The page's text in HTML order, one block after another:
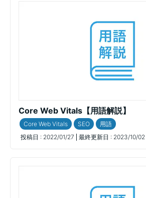
Core Web Vitals【用語解説】
Core Web Vitals SEO
用語
投稿日 : 2022/01/27 最終更新日 : 2023/10/02